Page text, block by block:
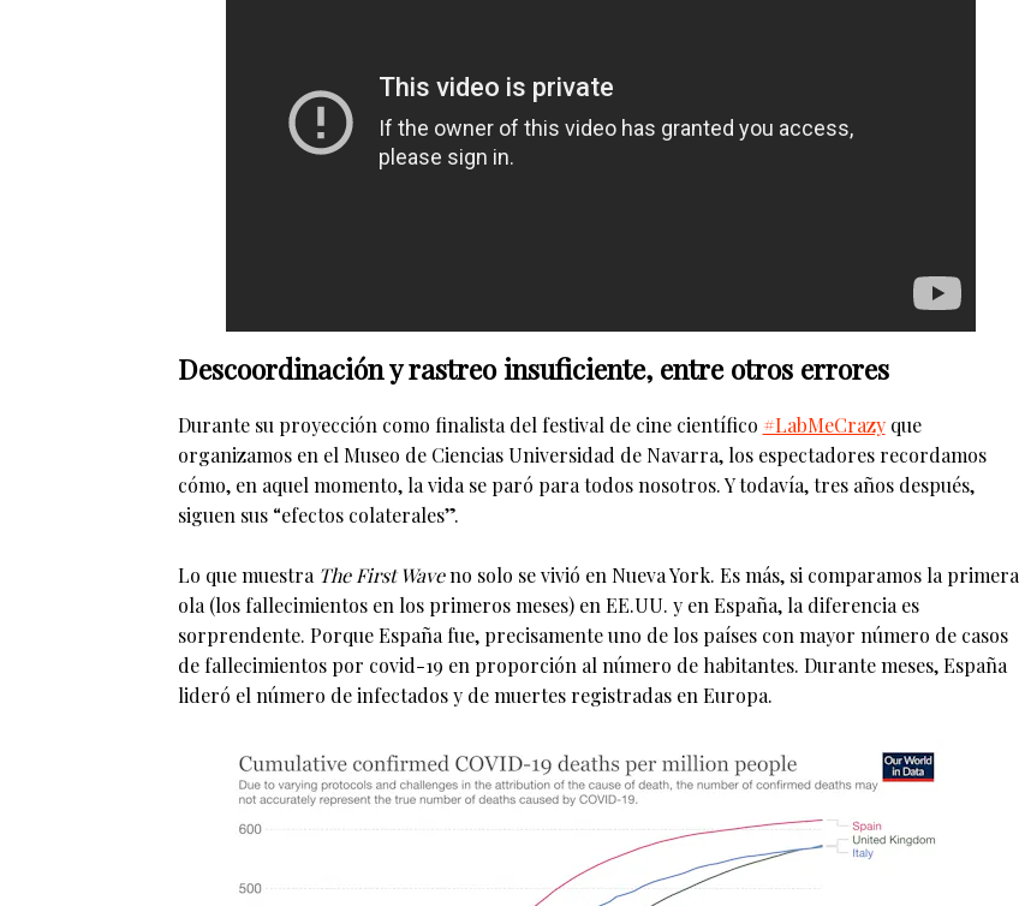
Descoordinación y rastreo insuficiente, entre otros errores
Durante su proyección como finalista del festival de cine científico #LabMeCrazyque
organizamos en el Museo de Ciencias Universidad de Navarra, los espectadores recordamos
cómo, en aquel momento, la vida se paró para todos nosotros. Y todavía, tres años después,
siguen sus “efectos colaterales”.
Lo que muestra The First Waveno solo se vivió en Nueva York. Es más, si comparamos la primera
ola (los fallecimientos en los primeros meses) en EE.UU. y en España, la diferencia es
sorprendente. Porque España fue, precisamente uno de los países con mayor número de casos
de fallecimientos por covid-19 en proporción al número de habitantes. Durante meses, España
lideró el número de infectados y de muertes registradas en Europa.